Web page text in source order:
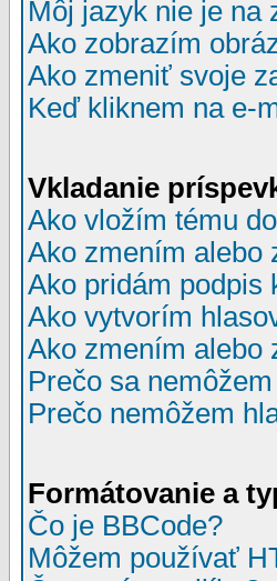
Môj jazyk nie je na
Ako zobrazím
Ako zmeniť svoje
Keď kliknem na e-
Vkladanie
Ako vložím tému
Ako zmením alebo
Ako pridám podpis
Ako vytvorím
Ako zmením alebo
Prečo sa
Prečo nemôžem
Formátovanie a
Čo je BBCode?
Môžem používať